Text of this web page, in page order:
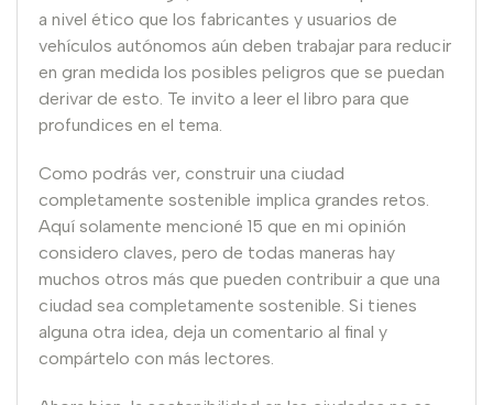
a nivel ético que los fabricantes y usuarios de
vehículos autónomos aún deben trabajar para reducir
en gran medida los posibles peligros que se puedan
derivar de esto. Te invito a leer el libro para que
profundices en el tema.
Como podrás ver, construir una ciudad
completamente sostenible implica grandes retos.
Aquí solamente mencioné 15 que en mi opinión
considero claves, pero de todas maneras hay
muchos otros más que pueden contribuir a que una
ciudad sea completamente sostenible. Si tienes
alguna otra idea, deja un comentario al final y
compártelo con más lectores.